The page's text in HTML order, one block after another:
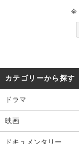
全
カテゴリーから探す
ドラマ
映画
ドキュメンタリー